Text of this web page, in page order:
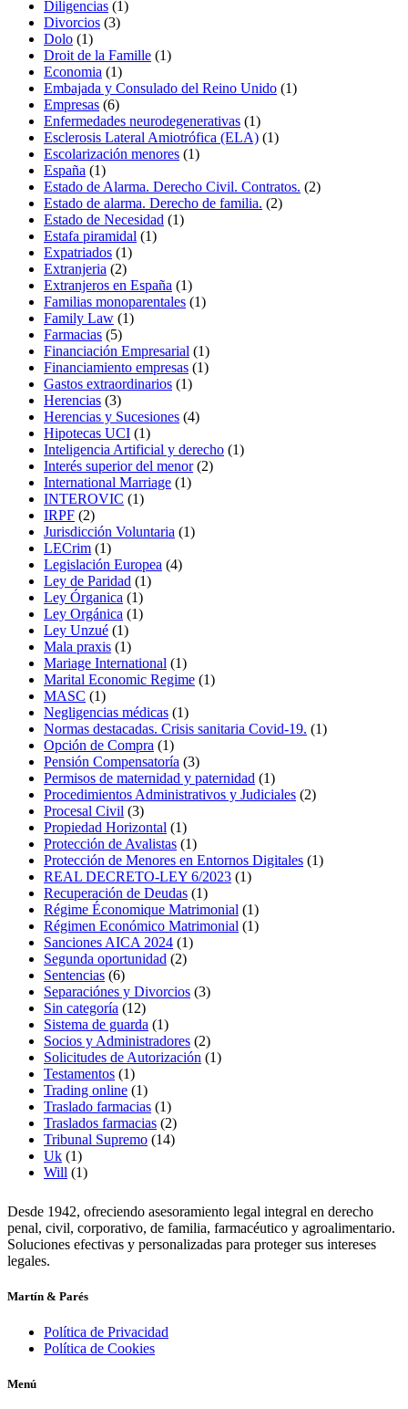
Diligencias (1)
Divorcios (3)
Dolo (1)
Droit de la Famille (1)
Economia (1)
Embajada y Consulado del Reino Unido (1)
Empresas (6)
Enfermedades neurodegenerativas (1)
Esclerosis Lateral Amiotrófica (ELA) (1)
Escolarización menores (1)
España (1)
Estado de Alarma. Derecho Civil. Contratos. (2)
Estado de alarma. Derecho de familia. (2)
Estado de Necesidad (1)
Estafa piramidal (1)
Expatriados (1)
Extranjeria (2)
Extranjeros en España (1)
Familias monoparentales (1)
Family Law (1)
Farmacias (5)
Financiación Empresarial (1)
Financiamiento empresas (1)
Gastos extraordinarios (1)
Herencias (3)
Herencias y Sucesiones (4)
Hipotecas UCI (1)
Inteligencia Artificial y derecho (1)
Interés superior del menor(2)
International Marriage (1)
INTEROVIC (1)
IRPF (2)
Jurisdicción Voluntaria (1)
LECrim (1)
Legislación Europea (4)
Ley de Paridad (1)
Ley Órganica (1)
Ley Orgánica (1)
Ley Unzué (1)
Mala praxis (1)
Mariage International (1)
Marital Economic Regime (1)
MASC (1)
Negligencias médicas (1)
Normas destacadas. Crisis sanitaria Covid-19. (1)
Opción de Compra (1)
Pensión Compensatoría (3)
Permisos de maternidad y paternidad (1)
Procedimientos Administrativos y Judiciales (2)
Procesal Civil (3)
Propiedad Horizontal (1)
Protección de Avalistas (1)
Protección de Menores en Entornos Digitales (1)
REAL DECRETO-LEY 6/2023 (1)
Recuperación de Deudas (1)
Régime Économique Matrimonial (1)
Régimen Económico Matrimonial (1)
Sanciones AICA 2024 (1)
Segunda oportunidad (2)
Sentencias (6)
Separaciónes y Divorcios (3)
Sin categoría (12)
Sistema de guarda (1)
Socios y Administradores (2)
Solicitudes de Autorización (1)
Testamentos (1)
Trading online (1)
Traslado farmacias (1)
Traslados farmacias (2)
Tribunal Supremo (14)
Uk (1)
Will (1)
Desde 1942, ofreciendo asesoramiento legal integral en derecho
penal, civil, corporativo, de familia, farmacéutico y agroalimentario.
Soluciones efectivas y personalizadas para proteger sus intereses
legales.
Martín & Parés
Política de Privacidad
Política de Cookies
Menú